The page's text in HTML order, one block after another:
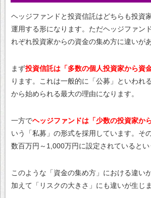
ヘッジファンドと投資信託はどちらも投資
運用する形になります。ただヘッジファン
れぞれ投資家からの資金の集め方に違いがあ
まず投資信託は「多数の個人投資家から資
ります。これは一般的に「公募」といわれ
から始められる最大の理由になります。
一方でヘッジファンドは「少数の投資家か
いう「私募」の形式を採用しています。そ
数百万円～1,000万円に設定されているとい
このような「資金の集め方」における違い
加えて「リスクの大きさ」にも違いが生じま